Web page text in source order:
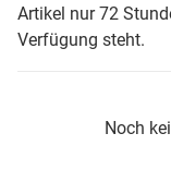
Artikel nur 72
Verfügung steht.
Noch